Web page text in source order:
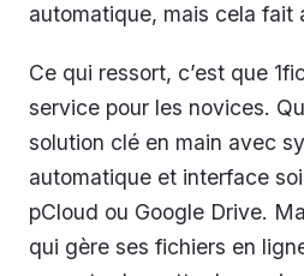
automatique, mais cela fait
Ce qui ressort, c’est que
service pour les novices.
solution clé en main avec
automatique et interface
pCloud ou Google Drive.
qui gère ses fichiers en